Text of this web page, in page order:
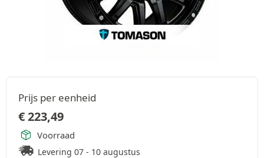
Prijs per eenheid
€223,49
Voorraad
Levering 07 - 10 augustus